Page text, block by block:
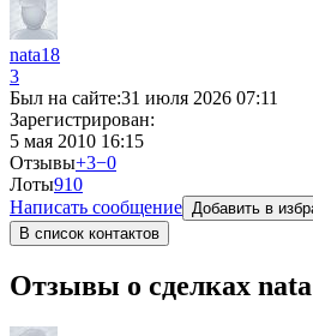
nata18
3
Был на сайте:31 июля 2026 07:11
Зарегистрирован:
5 мая 2010 16:15
Отзывы+3−0
Лоты910
Написать сообщение Добавить в
В список контактов
Отзывы о сделках